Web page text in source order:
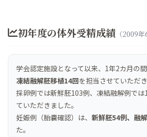
初年度の体外受精成績 （2009
学会認定施設となって以来、1年2カ月の間
凍結融解胚移植14回を担当させていただき
採卵例では新鮮胚103例、凍結融解例で
ていただきました。
妊娠例（胎嚢確認）は、 新鮮胚54例、融
た。